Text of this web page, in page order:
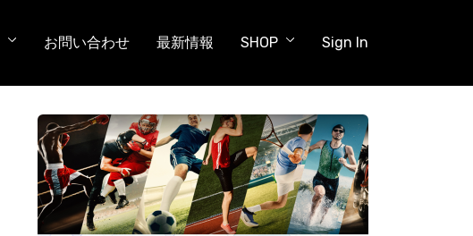
お問い合わせ 最新情報 SHOP Sign In